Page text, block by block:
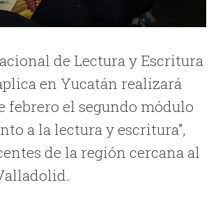
de Lectura y Escritura
en Yucatán realizará
febrero el segundo módulo
a la lectura y escritura”,
de la región cercana al